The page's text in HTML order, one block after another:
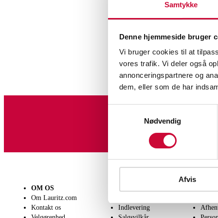
Samtykke
Denne hjemmeside bruger
Vi bruger cookies til at
vores trafik. Vi deler også
annonceringspartnere og
dem, eller som de har
Nødvendig
Afvis
Tilmeld dig vores
OM OS
Om Lauritz.com
Kontakt os
Indlevering